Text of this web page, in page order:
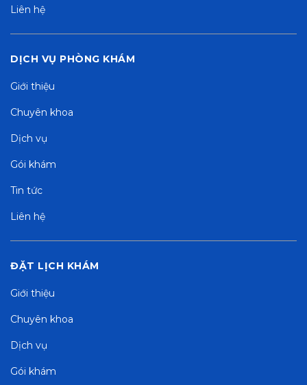
Liên hệ
DỊCH VỤ PHÒNG KHÁM
Giới thiệu
Chuyên khoa
Dịch vụ
Gói khám
Tin tức
Liên hệ
ĐẶT LỊCH KHÁM
Giới thiệu
Chuyên khoa
Dịch vụ
Gói khám